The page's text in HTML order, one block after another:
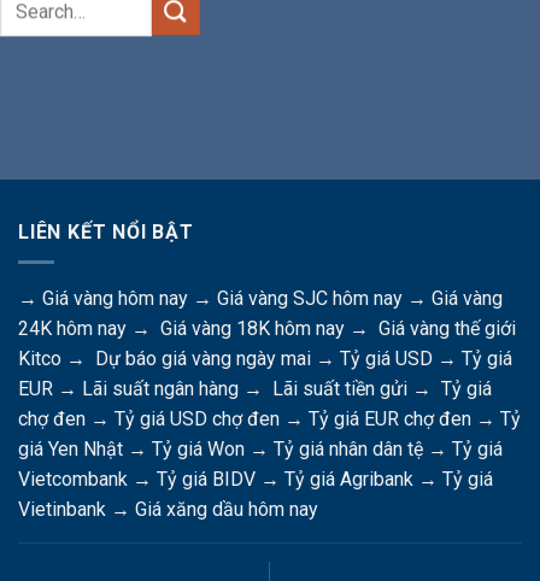
LIÊN KẾT NỔI BẬT
→ Giá vàng hôm nay → Giá vàng SJC hôm nay → Giá vàng
24K hôm nay → Giá vàng 18K hôm nay → Giá vàng thế giới
Kitco → Dự báo giá vàng ngày mai → Tỷ giá USD → Tỷ giá
EUR → Lãi suất ngân hàng → Lãi suất tiền gửi → Tỷ giá
chợ đen → Tỷ giá USD chợ đen → Tỷ giá EUR chợ đen → Tỷ
giá Yen Nhật → Tỷ giá Won → Tỷ giá nhân dân tệ → Tỷ giá
Vietcombank → Tỷ giá BIDV → Tỷ giá Agribank → Tỷ giá
Vietinbank → Giá xăng dầu hôm nay